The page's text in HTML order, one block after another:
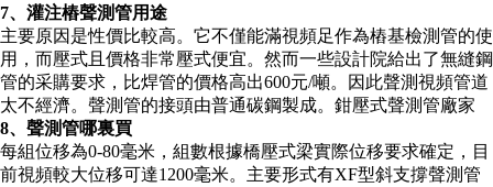
7、灌注樁聲測管用途
主要原因是性價比較高。它不僅能滿視頻足作為樁基檢測管的使
用，而壓式且價格非常壓式便宜。然而一些設計院給出了無縫鋼
管的采購要求，比焊管的價格高出600元/噸。因此聲測視頻管道
太不經濟。聲測管的接頭由普通碳鋼製成。鉗壓式聲測管廠家
8、聲測管哪裏買
每組位移為0-80毫米，組數根據橋壓式梁實際位移要求確定，目
前視頻較大位移可達1200毫米。主要形式有XF型斜支撐聲測管